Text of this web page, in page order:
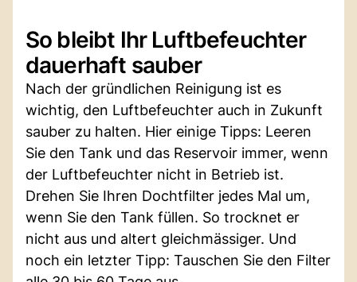
So bleibt Ihr Luftbefeuchter
dauerhaft sauber
Nach der gründlichen Reinigung ist es
wichtig, den Luftbefeuchter auch in Zukunft
sauber zu halten. Hier einige Tipps: Leeren
Sie den Tank und das Reservoir immer, wenn
der Luftbefeuchter nicht in Betrieb ist.
Drehen Sie Ihren Dochtfilter jedes Mal um,
wenn Sie den Tank füllen. So trocknet er
nicht aus und altert gleichmässiger. Und
noch ein letzter Tipp: Tauschen Sie den Filter